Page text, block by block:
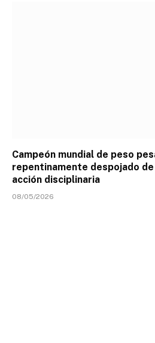
Campeón mundial de peso
repentinamente despojado
acción disciplinaria
08/05/2026